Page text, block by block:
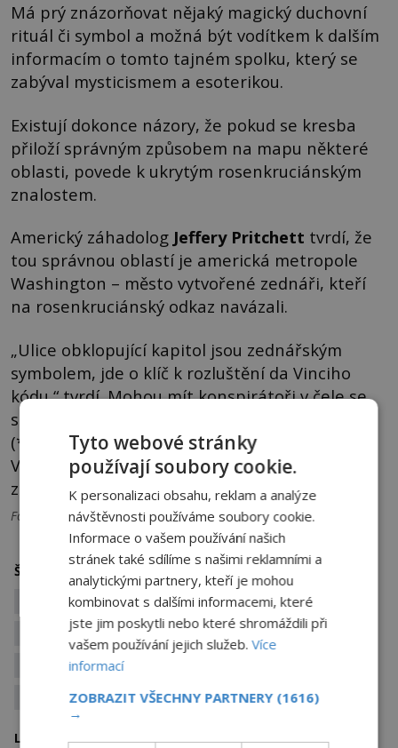
Má prý znázorňovat nějaký magický duchovní
rituál či symbol a možná být vodítkem k dalším
informacím o tomto tajném spolku, který se
zabýval mysticismem a esoterikou.
Existují dokonce názory, že pokud se kresba
přiloží správným způsobem na mapu některé
oblasti, povede k ukrytým rosenkruciánským
znalostem.
Americký záhadolog Jeffery Pritchett tvrdí, že
tou správnou oblastí je americká metropole
Washington – město vytvořené zednáři, kteří
na rosenkruciánský odkaz navázali.
„Ulice obklopující kapitol jsou zednářským
symbolem, jde o klíč k rozluštění da Vinciho
kódu,“ tvrdí. Mohou mít konspirátoři v čele se
slavným spisovatelem
(*1964) pravdu? Může být da Vinciho
Vitruviánský muž klíčem k prastarým
znalostem?
Foto: Pxfuel
Štítky: konspirace
konspirační teorie
Leonardo da Vinci
nerozluštitelná šifra
obrazce obrazy šifra
šifry
slavné obrazy
tajné spolky
záhada zednáři
Lokalita:
Tyto webové stránky
používají soubory cookie.
K personalizaci obsahu, reklam a analýze
návštěvnosti používáme soubory cookie.
Informace o vašem používání našich
stránek také sdílíme s našimi reklamními a
analytickými partnery, kteří je mohou
kombinovat s dalšími informacemi, které
jste jim poskytli nebo které shromáždili při
vašem používání jejich služeb.Více
informací
ZOBRAZIT VŠECHNY PARTNERY (1616)
→